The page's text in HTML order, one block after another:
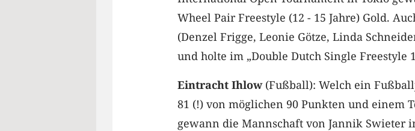
Wheel Pair Freestyle (12 - 15 Jahre) Gold.
(Denzel Frigge, Leonie Götze, Linda
und holte im „Double Dutch Single Freestyle
Eintracht Ihlow (Fußball): Welch ein
81 (!) von möglichen 90 Punkten und einem
gewann die Mannschaft von Jannik Swieter